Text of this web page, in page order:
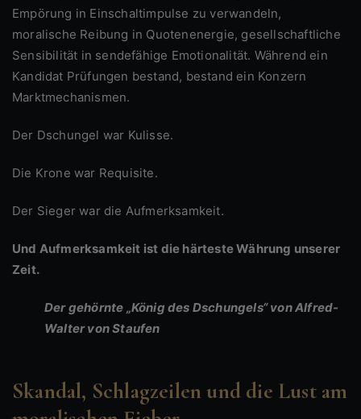
Empörung in Einschaltimpulse zu verwandeln,
moralische Reibung in Quotenenergie, gesellschaftliche
Sensibilität in sendefähige Emotionalität. Während ein
Kandidat Prüfungen bestand, bestand ein Konzern
Marktmechanismen.
Der Dschungel war Kulisse.
Die Krone war Requisite.
Der Sieger war die Aufmerksamkeit.
Und Aufmerksamkeit ist die härteste Währung unserer
Zeit.
Der gehörnte „König des Dschungels“ von Alfred-
Walter von Staufen
Skandal, Schlagzeilen und die Lust am